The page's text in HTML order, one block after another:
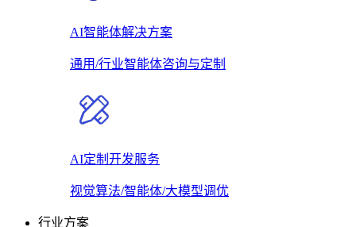
AI智能体解决方案
通用/行业智能体咨询与定制
AI定制开发服务
视觉算法/智能体/大模型调优
行业方案